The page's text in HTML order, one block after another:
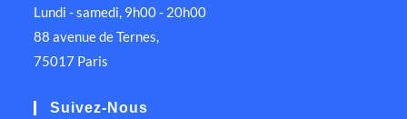
Lundi - samedi, 9h00 - 20h00
88 avenue de Ternes,
75017 Paris
Suivez-Nous